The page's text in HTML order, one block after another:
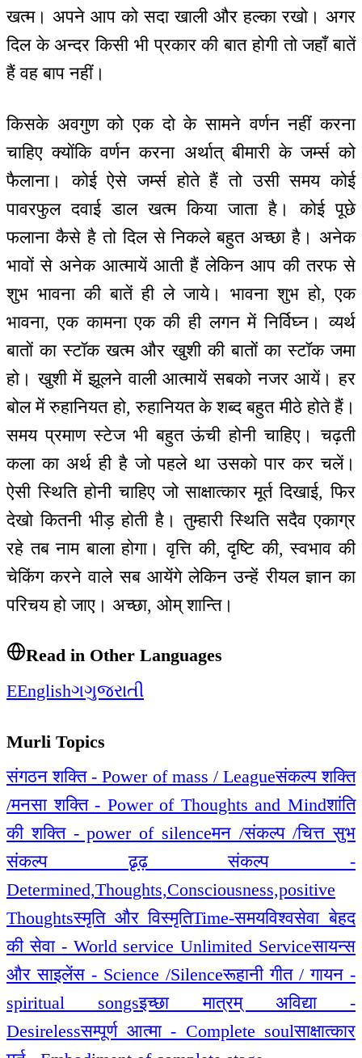
खत्म। अपने आप को सदा खाली और हल्का रखो। अगर
दिल के अन्दर किसी भी प्रकार की बात होगी तो जहाँ बातें
हैं वह बाप नहीं।
किसके अवगुण को एक दो के सामने वर्णन नहीं करना
चाहिए क्योंकि वर्णन करना अर्थात् बीमारी के जर्म्स को
फैलाना। कोई ऐसे जर्म्स होते हैं तो उसी समय कोई
पावरफुल दवाई डाल खत्म किया जाता है। कोई पूछे
फलाना कैसे है तो दिल से निकले बहुत अच्छा है। अनेक
भावों से अनेक आत्मायें आती हैं लेकिन आप की तरफ से
शुभ भावना की बातें ही ले जाये। भावना शुभ हो, एक
भावना, एक कामना एक की ही लगन में निर्विघ्न। व्यर्थ
बातों का स्टॉक खत्म और खुशी की बातों का स्टॉक जमा
हो। खुशी में झूलने वाली आत्मायें सबको नजर आयें। हर
बोल में रुहानियत हो, रुहानियत के शब्द बहुत मीठे होते हैं।
समय प्रमाण स्टेज भी बहुत ऊंची होनी चाहिए। चढ़ती
कला का अर्थ ही है जो पहले था उसको पार कर चलें।
ऐसी स्थिति होनी चाहिए जो साक्षात्कार मूर्त दिखाई, फिर
देखो कितनी भीड़ होती है। तुम्हारी स्थिति सदैव एकाग्र
रहे तब नाम बाला होगा। वृत्ति की, दृष्टि की, स्वभाव की
चेकिंग करने वाले सब आयेंगे लेकिन उन्हें रीयल ज्ञान का
परिचय हो जाए। अच्छा, ओम् शान्ति।
Read in Other Languages
EEnglishગગુજરાતી
Murli Topics
संगठन शक्ति - Power of mass / Leagueसंकल्प शक्ति
/मनसा शक्ति - Power of Thoughts and Mindशांति
की शक्ति - power of silenceमन /संकल्प /चित्त सुभ
संकल्प ढृढ़ संकल्प -
Determined,Thoughts,Consciousness,positive
Thoughtsस्मृति और विस्मृतिTime-समयविश्वसेवा बेहद
की सेवा - World service Unlimited Serviceसायन्स
और साइलेंस - Science /Silenceरूहानी गीत / गायन -
spiritual songsइच्छा मात्रम् अविद्या -
Desirelessसम्पूर्ण आत्मा - Complete soulसाक्षात्कार